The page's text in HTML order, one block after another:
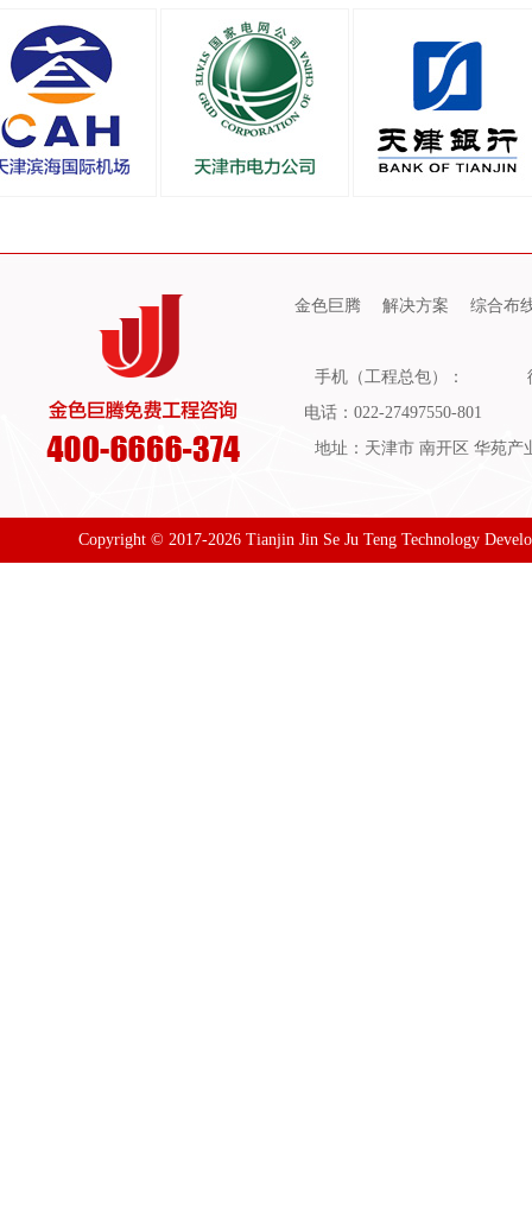
金色巨腾 解决方案 综合布
手机（工程总包）：
电话：022-27497550-801
地址：天津市 南开区 华苑产
Copyright © 2017-2026 Tianjin Jin Se Ju Teng Technology